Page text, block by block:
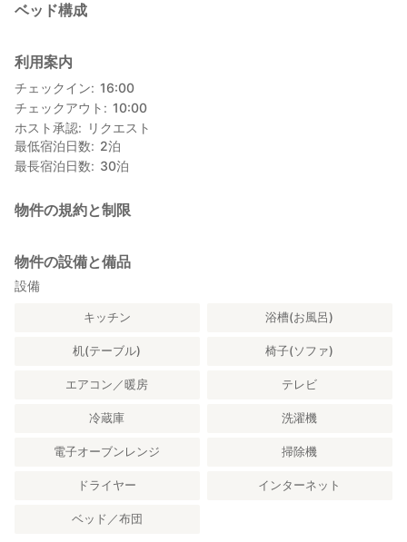
ベッド構成
利用案内
チェックイン
16:00
チェックアウト
10:00
ホスト承認
リクエスト
最低宿泊日数
2泊
最長宿泊日数
30泊
物件の規約と制限
物件の設備と備品
設備
キッチン 浴槽(お風呂)
机(テーブル) 椅子(ソファ)
エアコン／暖房 テレビ
冷蔵庫 洗濯機
電子オーブンレンジ 掃除機
ドライヤー インターネット
ベッド／布団